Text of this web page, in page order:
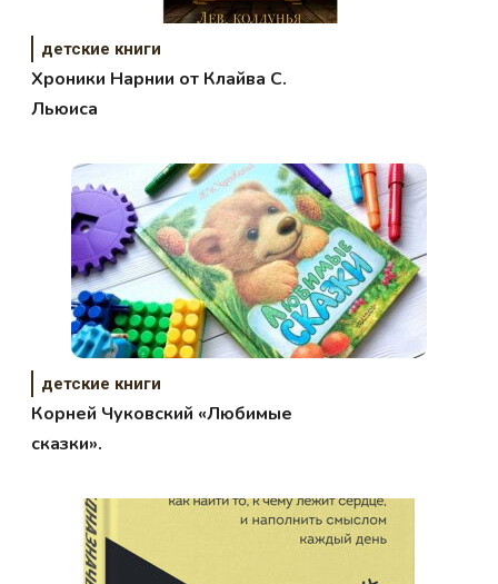
детские книги
Хроники Нарнии от Клайва С.
Льюиса
детские книги
Корней Чуковский «Любимые
сказки».